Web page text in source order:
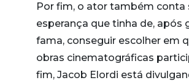
Por fim, o ator também conta
esperança que tinha de, após
fama, conseguir escolher em
obras cinematográficas
fim, Jacob Elordi está